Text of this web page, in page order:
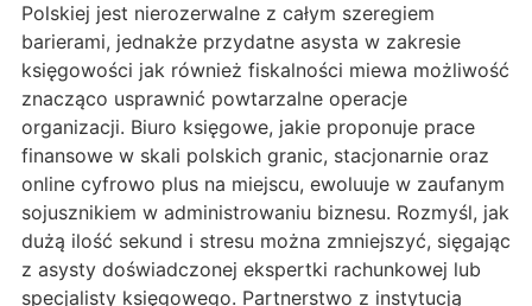
Polskiej jest nierozerwalne z całym szeregiem
barierami, jednakże przydatne asysta w zakresie
księgowości jak również fiskalności miewa możliwość
znacząco usprawnić powtarzalne operacje
organizacji. Biuro księgowe, jakie proponuje prace
finansowe w skali polskich granic, stacjonarnie oraz
online cyfrowo plus na miejscu, ewoluuje w zaufanym
sojusznikiem w administrowaniu biznesu. Rozmyśl, jak
dużą ilość sekund i stresu można zmniejszyć, sięgając
z asysty doświadczonej ekspertki rachunkowej lub
specjalisty księgowego. Partnerstwo z instytucją